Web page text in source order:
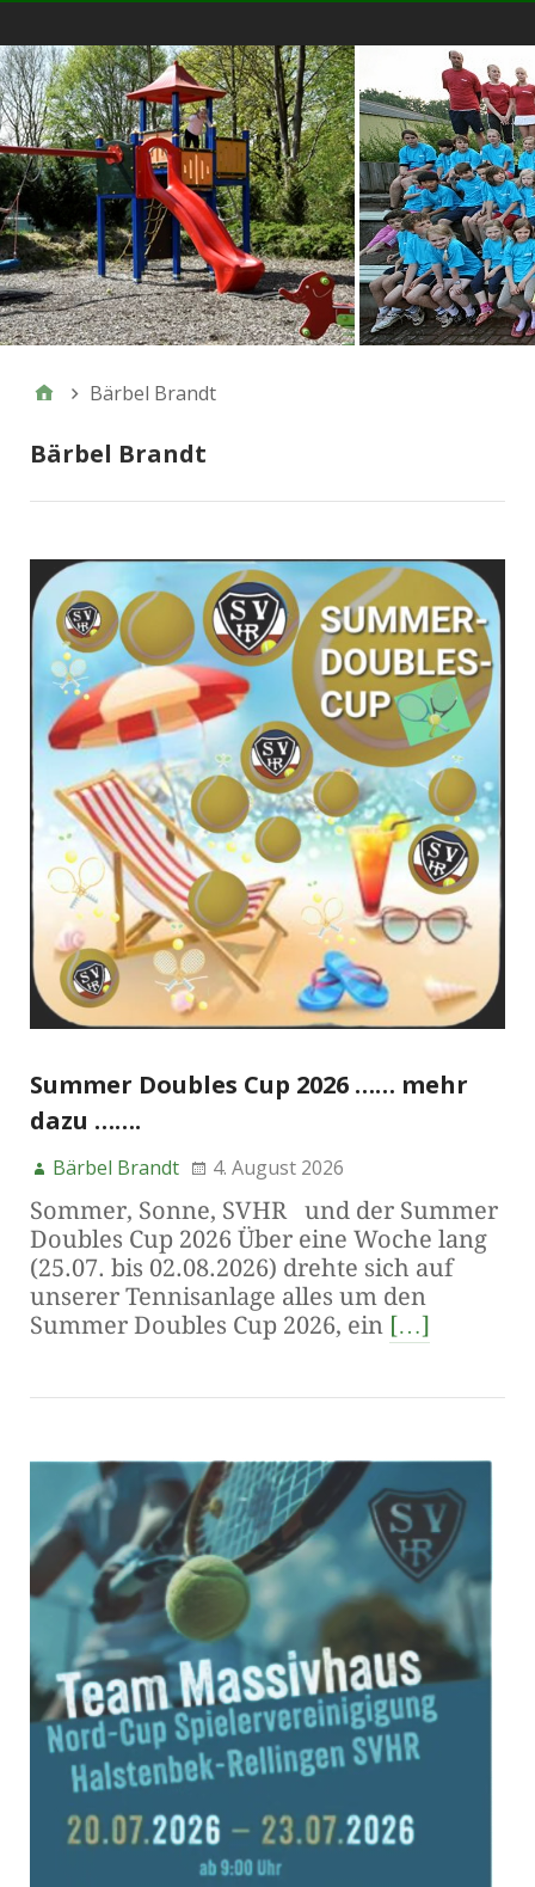
Bärbel Brandt
Bärbel Brandt
Summer Doubles Cup 2026 …… mehr
dazu …….
Bärbel Brandt 4. August 2026
Sommer, Sonne, SVHR und der Summer
Doubles Cup 2026 Über eine Woche lang
(25.07. bis 02.08.2026) drehte sich auf
unserer Tennisanlage alles um den
Summer Doubles Cup 2026, ein […]